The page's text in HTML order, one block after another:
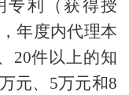
专利（获得授
年度内代理本
20件以上的知
元、5万元和8